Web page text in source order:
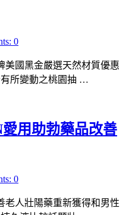
0
美國黑金嚴選天然材質優惠
所變動之桃園抽 …
用助勃藥品改善
0
老人壯陽藥重新獲得和男性